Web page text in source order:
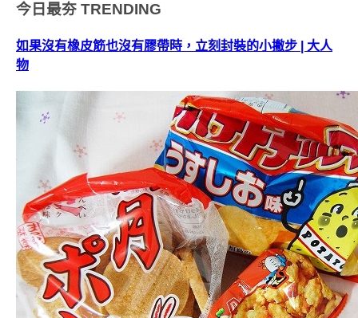
今日最夯 TRENDING
如果沒有橡皮筋也沒有膠帶時，立刻封裝的小撇步 | 大人
物